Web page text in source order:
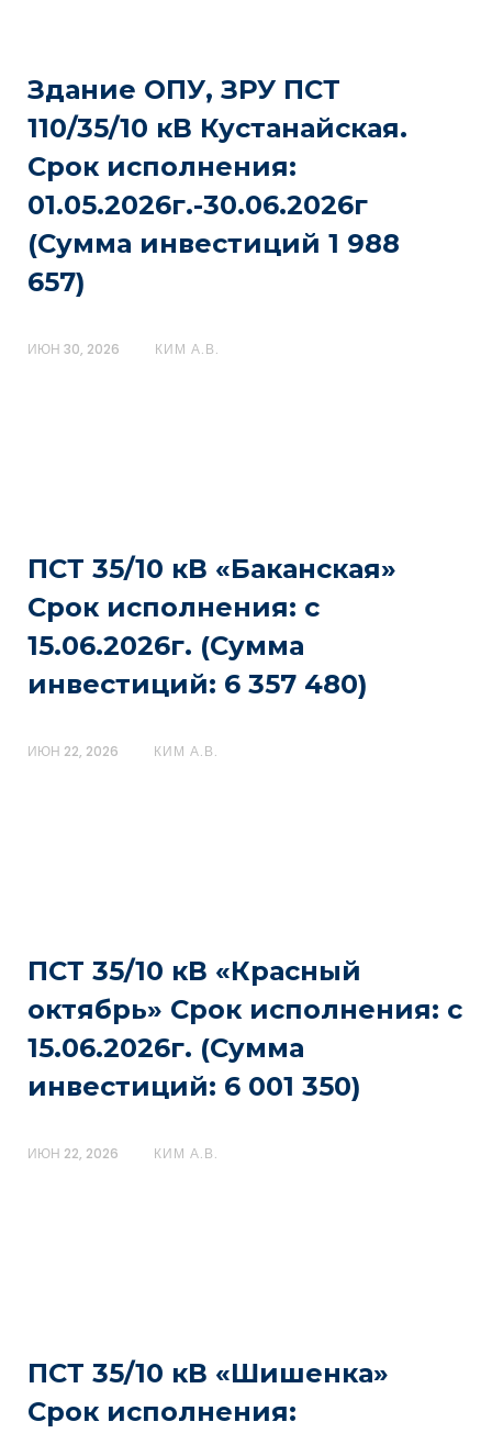
Здание ОПУ, ЗРУ ПСТ
110/35/10 кВ Кустанайская.
Срок исполнения:
01.05.2026г.-30.06.2026г
(Сумма инвестиций 1 988
657)
ИЮН 30, 2026 КИМ А.В.
ПСТ 35/10 кВ «Баканская»
Срок исполнения: с
15.06.2026г. (Сумма
инвестиций: 6 357 480)
ИЮН 22, 2026 КИМ А.В.
ПСТ 35/10 кВ «Красный
октябрь» Срок исполнения: с
15.06.2026г. (Сумма
инвестиций: 6 001 350)
ИЮН 22, 2026 КИМ А.В.
ПСТ 35/10 кВ «Шишенка»
Срок исполнения: